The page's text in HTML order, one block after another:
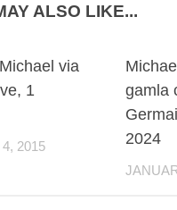
ALSO LIKE...
via
1
2015
gamla
2024